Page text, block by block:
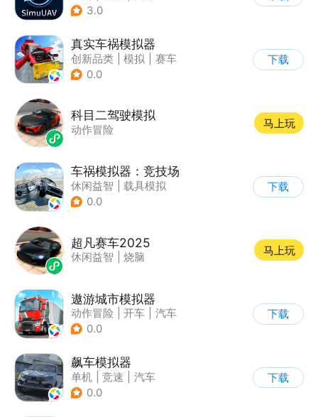
| 烧脑
3.0
真实车祸模拟器
创新品类 模拟
赛车
| 卡通
0.0
下载
科目二驾驶模拟
动作冒险
马上玩
车祸模拟器：竞技场
休闲益智
载具模拟
| 赛车
0.0
下载
超凡赛车2025
休闲益智 烧脑
马上玩
遨游城市模拟器
动作冒险 开车
汽车
| 载具模拟
0.0
下载
飙车模拟器
单机 竞速
汽车
| 写实
0.0
下载